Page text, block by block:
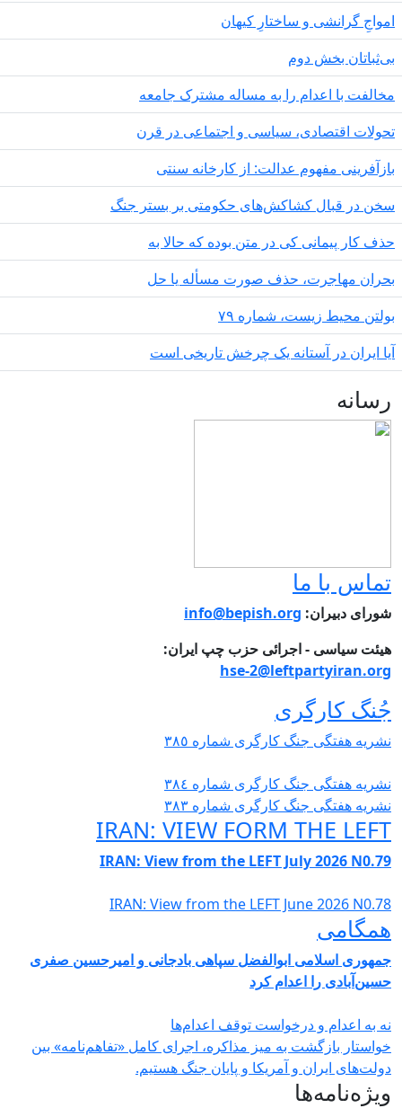
گرانشی و ساختارِ کیهان
بخش دوم
با اعدام را به مساله مشترک جامعه
اقتصادی، سیاسی و اجتماعی در قرن
مفهوم عدالت: از کارخانه سنتی
در قبال کشاکش‌های حکومتی بر بستر جنگ
کار پیمانی کی در متن بودە کە حالا بە
مهاجرت‌، حذف صورت مسأله یا حل
محیط زیست، شماره ۷۹
ایران در آستانه یک چرخش تاریخی است
با ما
دبیران:info@bepish.org
سیاسی - اجرائی حزب چپ ایران:
hse-
کارگری
هفتگی جنگ کارگری شمارە ٣٨٥
هفتگی جنگ کارگری شمارە ٣٨٤
هفتگی جنگ کارگری شمارە ٣٨٣
IRAN: VIEW FORM THE
IRAN: View from the LEFT July 2026
IRAN: View from the LEFT June 2026
اسلامی ابوالفضل سپاهی بادجانی و امیرحسین صفری
را اعدام کرد
به اعدام و درخواست توقف اعدام‌ها
بازگشت به میز مذاکره، اجرای کامل «تفاهم‌نامه» بین
ایران و آمریکا و پایان جنگ هستیم.